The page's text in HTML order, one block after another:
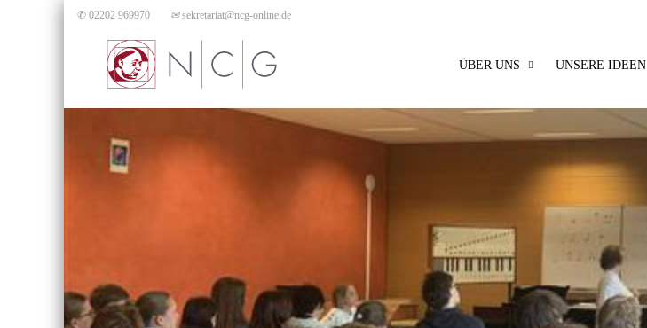
✆ 02202 969970 ✉sekretariat@ncg-online.de
ÜBER UNS UNSERE IDEEN